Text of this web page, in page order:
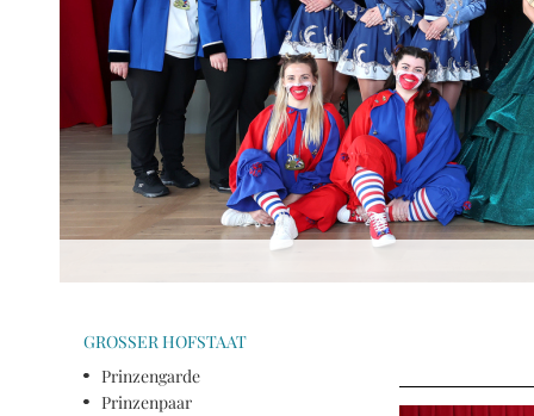
GROSSER HOFSTAAT
Prinzengarde
Prinzenpaar